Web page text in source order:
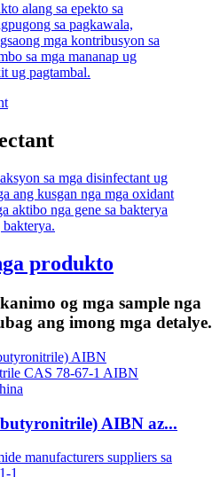
alang sa epekto sa
sa pagkawala,
mga kontribusyon sa
sa mga mananap ug
ug pagtambal.
sa mga disinfectant ug
ang kusgan nga mga oxidant
aktibo nga gene sa bakterya
bakterya.
produkto
og mga sample nga
ang imong mga detalye.
AIBN az...